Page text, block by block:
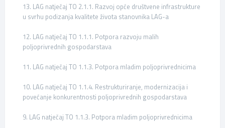
13. LAG natječaj TO 2.1.1. Razvoj opće društvene infrastrukture
u svrhu podizanja kvalitete života stanovnika LAG-a
12. LAG natječaj TO 1.1.1. Potpora razvoju malih
poljoprivrednih gospodarstava
11. LAG natječaj TO 1.1.3. Potpora mladim poljoprivrednicima
10. LAG natječaj TO 1.1.4. Restrukturiranje, modernizacija i
povećanje konkurentnosti poljoprivrednih gospodarstava
9. LAG natječaj TO 1.1.3. Potpora mladim poljoprivrednicima